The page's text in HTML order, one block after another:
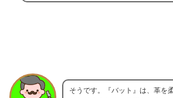
そうです。『バット』は、革を